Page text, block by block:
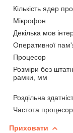
Кількість ядер
Мікрофон
Декілька мов
Оперативної
Процесор
Розміри без
рамки, мм
Роздільна
Частота
Приховати